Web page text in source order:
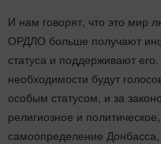
И нам говорят, что это мир
ОРДЛО больше получают
статуса и поддерживают
необходимости будут
особым статусом, и за
религиозное и
самоопределение